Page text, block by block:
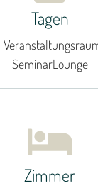
Tagen
SeminarLounge
Zimmer